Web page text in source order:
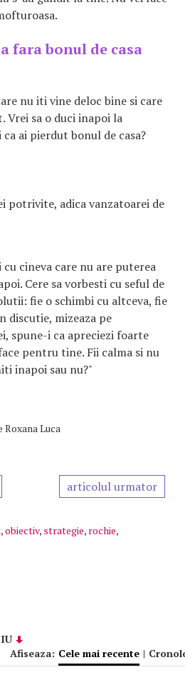
fara bonul de casa
nu iti vine deloc bine si care
Vrei sa o duci inapoi la
ai pierdut bonul de casa?
potrivite, adica vanzatoarei de
cineva care nu are puterea
Cere sa vorbesti cu seful de
fie o schimbi cu altceva, fie
discutie, mizeaza pe
spune-i ca apreciezi foarte
pentru tine. Fii calma si nu
inapoi sau nu?"
Roxana Luca
articolul urmator
,obiectiv, strategie, rochie,
Afiseaza: Cele mai recente |